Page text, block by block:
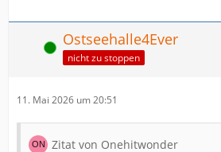
Online Ostseehalle4Ever
nicht zu stoppen
11. Mai 2026 um 20:51
Zitat von Onehitwonder